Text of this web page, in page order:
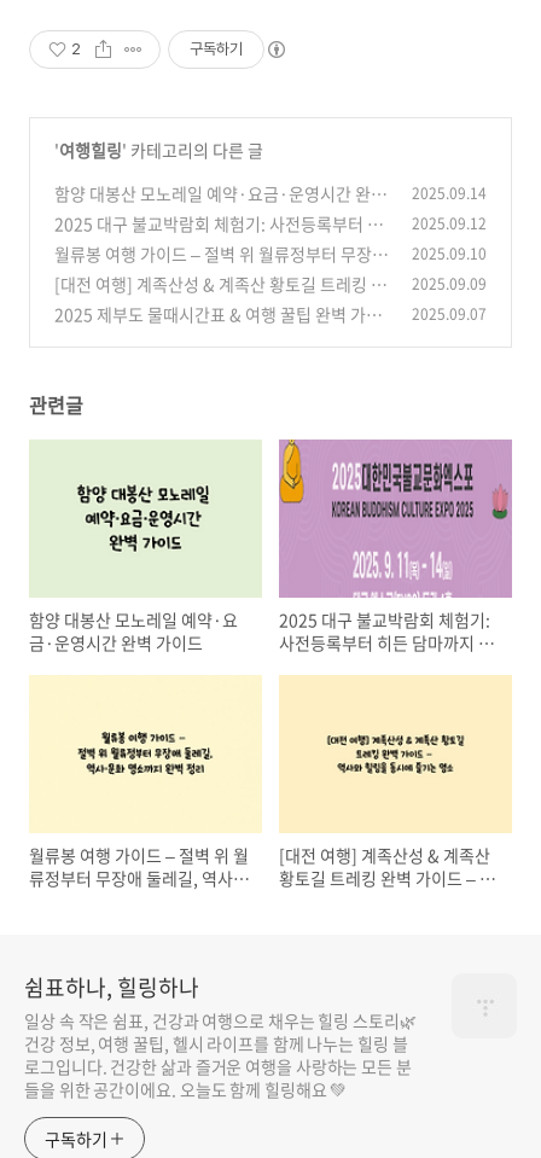
2 구독하기
'여행힐링' 카테고리의 다른 글
함양 대봉산 모노레일 예약·요금·운영시간 완벽
가이드 (0)
2025.09.14
2025 대구 불교박람회 체험기: 사전등록부터 히
든 담마까지 알차게 즐기는 법
(1)
2025.09.12
월류봉 여행 가이드 – 절벽 위 월류정부터 무장애
둘레길, 역사·문화 명소까지 완벽 정리
(0)
2025.09.10
[대전 여행] 계족산성 & 계족산 황토길 트레킹 완
벽 가이드 – 역사와 힐링을 동시에 즐기는 명소
2025.09.09
2025 제부도 물때시간표 & 여행 꿀팁 완벽 가이
2025.09.07
관련글
함양 대봉산 모노레일 예약·요
금·운영시간 완벽 가이드
2025 대구 불교박람회 체험기:
사전등록부터 히든 담마까지 알
월류봉 여행 가이드 – 절벽 위 월
류정부터 무장애 둘레길, 역사·
[대전 여행] 계족산성 & 계족산
황토길 트레킹 완벽 가이드 – 역
쉼표하나, 힐링하나
일상 속 작은 쉼표, 건강과 여행으로 채우는 힐링 스토리🌿
건강 정보, 여행 꿀팁, 헬시 라이프를 함께 나누는 힐링 블
로그입니다. 건강한 삶과 즐거운 여행을 사랑하는 모든 분
들을 위한 공간이에요. 오늘도 함께 힐링해요 💚
구독하기